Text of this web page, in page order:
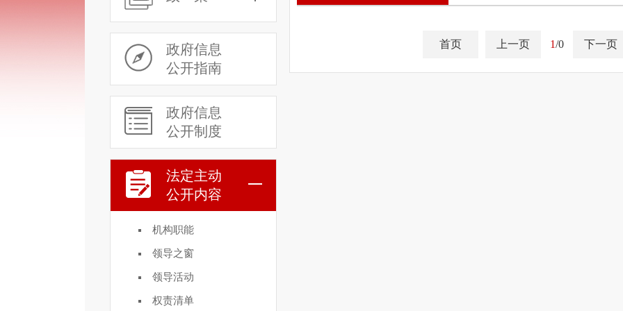
政府信息
公开指南
政府信息
公开制度
法定主动
公开内容
机构职能
领导之窗
领导活动
权责清单
首页 上一页 1/0 下一页